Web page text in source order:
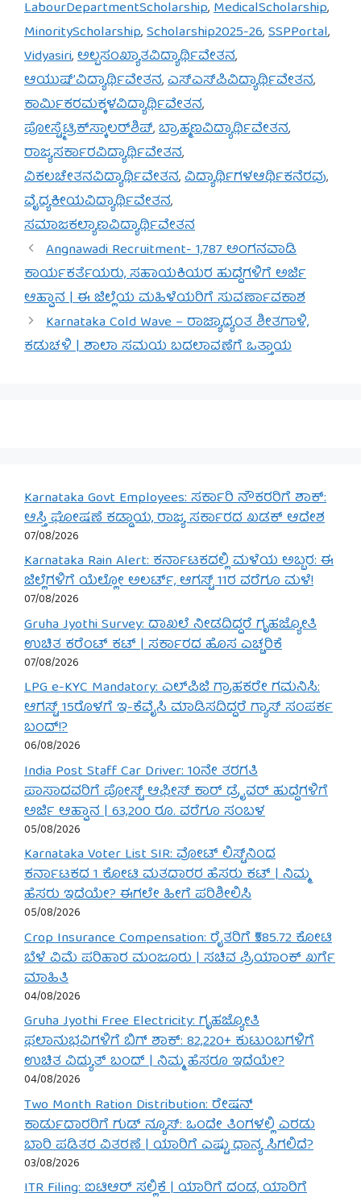
LabourDepartmentScholarship,MedicalScholarship,
MinorityScholarship,Scholarship2025-26,SSPPortal,
Vidyasiri,ಅಲ್ಪಸಂಖ್ಯಾತವಿದ್ಯಾರ್ಥಿವೇತನ,
ಆಯುಷ್’ವಿದ್ಯಾರ್ಥಿವೇತನ,ಎಸ್‌ಎಸ್‌ಪಿವಿದ್ಯಾರ್ಥಿವೇತನ,
ಕಾರ್ಮಿಕರಮಕ್ಕಳವಿದ್ಯಾರ್ಥಿವೇತನ,
ಪೋಸ್ಟ್ಮೆಟ್ರಿಕ್‌ಸ್ಕಾಲರ್‌ಶಿಪ್,ಬ್ರಾಹ್ಮಣವಿದ್ಯಾರ್ಥಿವೇತನ,
ರಾಜ್ಯಸರ್ಕಾರವಿದ್ಯಾರ್ಥಿವೇತನ,
ವಿಕಲಚೇತನವಿದ್ಯಾರ್ಥಿವೇತನ,ವಿದ್ಯಾರ್ಥಿಗಳಆರ್ಥಿಕನೆರವು,
ವೈದ್ಯಕೀಯವಿದ್ಯಾರ್ಥಿವೇತನ,
ಸಮಾಜಕಲ್ಯಾಣವಿದ್ಯಾರ್ಥಿವೇತನ
Angnawadi Recruitment- 1,787 ಅಂಗನವಾಡಿ
ಕಾರ್ಯಕರ್ತೆಯರು, ಸಹಾಯಕಿಯರ ಹುದ್ದೆಗಳಿಗೆ ಅರ್ಜಿ
ಆಹ್ವಾನ | ಈ ಜಿಲ್ಲೆಯ ಮಹಿಳೆಯರಿಗೆ ಸುವರ್ಣಾವಕಾಶ
Karnataka Cold Wave – ರಾಜ್ಯಾದ್ಯಂತ ಶೀತಗಾಳಿ,
ಕಡುಚಳಿ | ಶಾಲಾ ಸಮಯ ಬದಲಾವಣೆಗೆ ಒತ್ತಾಯ
Karnataka Govt Employees: ಸರ್ಕಾರಿ ನೌಕರರಿಗೆ ಶಾಕ್:
ಆಸ್ತಿ ಘೋಷಣೆ ಕಡ್ಡಾಯ, ರಾಜ್ಯ ಸರ್ಕಾರದ ಖಡಕ್ ಆದೇಶ
07/08/2026
Karnataka Rain Alert: ಕರ್ನಾಟಕದಲ್ಲಿ ಮಳೆಯ ಅಬ್ಬರ: ಈ
ಜಿಲ್ಲೆಗಳಿಗೆ ಯೆಲ್ಲೋ ಅಲರ್ಟ್, ಆಗಸ್ಟ್ 11ರ ವರೆಗೂ ಮಳೆ!
07/08/2026
Gruha Jyothi Survey: ದಾಖಲೆ ನೀಡದಿದ್ದರೆ ಗೃಹಜ್ಯೋತಿ
ಉಚಿತ ಕರೆಂಟ್ ಕಟ್ | ಸರ್ಕಾರದ ಹೊಸ ಎಚ್ಚರಿಕೆ
07/08/2026
LPG e-KYC Mandatory: ಎಲ್‌ಪಿಜಿ ಗ್ರಾಹಕರೇ ಗಮನಿಸಿ:
ಆಗಸ್ಟ್ 15ರೊಳಗೆ ಇ-ಕೆವೈಸಿ ಮಾಡಿಸದಿದ್ದರೆ ಗ್ಯಾಸ್ ಸಂಪರ್ಕ
ಬಂದ್!?
06/08/2026
India Post Staff Car Driver: 10ನೇ ತರಗತಿ
ಪಾಸಾದವರಿಗೆ ಪೋಸ್ಟ್ ಆಫೀಸ್ ಕಾರ್ ಡ್ರೈವರ್ ಹುದ್ದೆಗಳಿಗೆ
ಅರ್ಜಿ ಆಹ್ವಾನ | 63,200 ರೂ. ವರೆಗೂ ಸಂಬಳ
05/08/2026
Karnataka Voter List SIR: ವೋಟ್ ಲಿಸ್ಟ್‌ನಿಂದ
ಕರ್ನಾಟಕದ 1 ಕೋಟಿ ಮತದಾರರ ಹೆಸರು ಕಟ್ | ನಿಮ್ಮ
ಹೆಸರು ಇದೆಯೇ? ಈಗಲೇ ಹೀಗೆ ಪರಿಶೀಲಿಸಿ
05/08/2026
Crop Insurance Compensation: ರೈತರಿಗೆ ₹585.72 ಕೋಟಿ
ಬೆಳೆ ವಿಮೆ ಪರಿಹಾರ ಮಂಜೂರು | ಸಚಿವ ಪ್ರಿಯಾಂಕ್ ಖರ್ಗೆ
ಮಾಹಿತಿ
04/08/2026
Gruha Jyothi Free Electricity: ಗೃಹಜ್ಯೋತಿ
ಫಲಾನುಭವಿಗಳಿಗೆ ಬಿಗ್ ಶಾಕ್: 82,220+ ಕುಟುಂಬಗಳಿಗೆ
ಉಚಿತ ವಿದ್ಯುತ್ ಬಂದ್ | ನಿಮ್ಮ ಹೆಸರೂ ಇದೆಯೇ?
04/08/2026
Two Month Ration Distribution: ರೇಷನ್
ಕಾರ್ಡುದಾರರಿಗೆ ಗುಡ್ ನ್ಯೂಸ್: ಒಂದೇ ತಿಂಗಳಲ್ಲಿ ಎರಡು
ಬಾರಿ ಪಡಿತರ ವಿತರಣೆ | ಯಾರಿಗೆ ಎಷ್ಟು ಧಾನ್ಯ ಸಿಗಲಿದೆ?
03/08/2026
ITR Filing: ಐಟಿಆರ್ ಸಲ್ಲಿಕೆ | ಯಾರಿಗೆ ದಂಡ, ಯಾರಿಗೆ